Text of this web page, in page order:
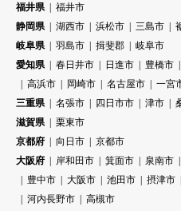
福井県
福井市
静岡県
湖西市 浜松市 三島市
岐阜県
羽島市 揖斐郡
岐阜市
愛知県
春日井市 日進市 豊橋市
高浜市
岡崎市 名古屋市
一宮
三重県
名張市 四日市市 津市
滋賀県
栗東市
京都府
向日市
京都市
大阪府
岸和田市 箕面市 泉南市
豊中市
大阪市 池田市 摂津市
河内長野市
高槻市